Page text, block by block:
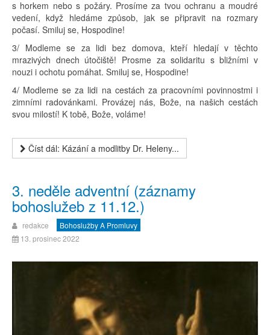
s horkem nebo s požáry. Prosíme za tvou ochranu a moudré
vedení, když hledáme způsob, jak se připravit na rozmary
počasí. Smiluj se, Hospodine!
3/ Modleme se za lidi bez domova, kteří hledají v těchto
mrazivých dnech útočiště! Prosme za solidaritu s bližními v
nouzi i ochotu pomáhat. Smiluj se, Hospodine!
4/ Modleme se za lidi na cestách za pracovními povinnostmi i
zimními radovánkami. Provázej nás, Bože, na našich cestách
svou milostí! K tobě, Bože, voláme!
Číst dál: Kázání a modlitby Dr. Heleny...
3. neděle adventní (záznamy
bohoslužeb z 11.12.)
redakce
Bohoslužby A Promluvy
13. prosinec 2022